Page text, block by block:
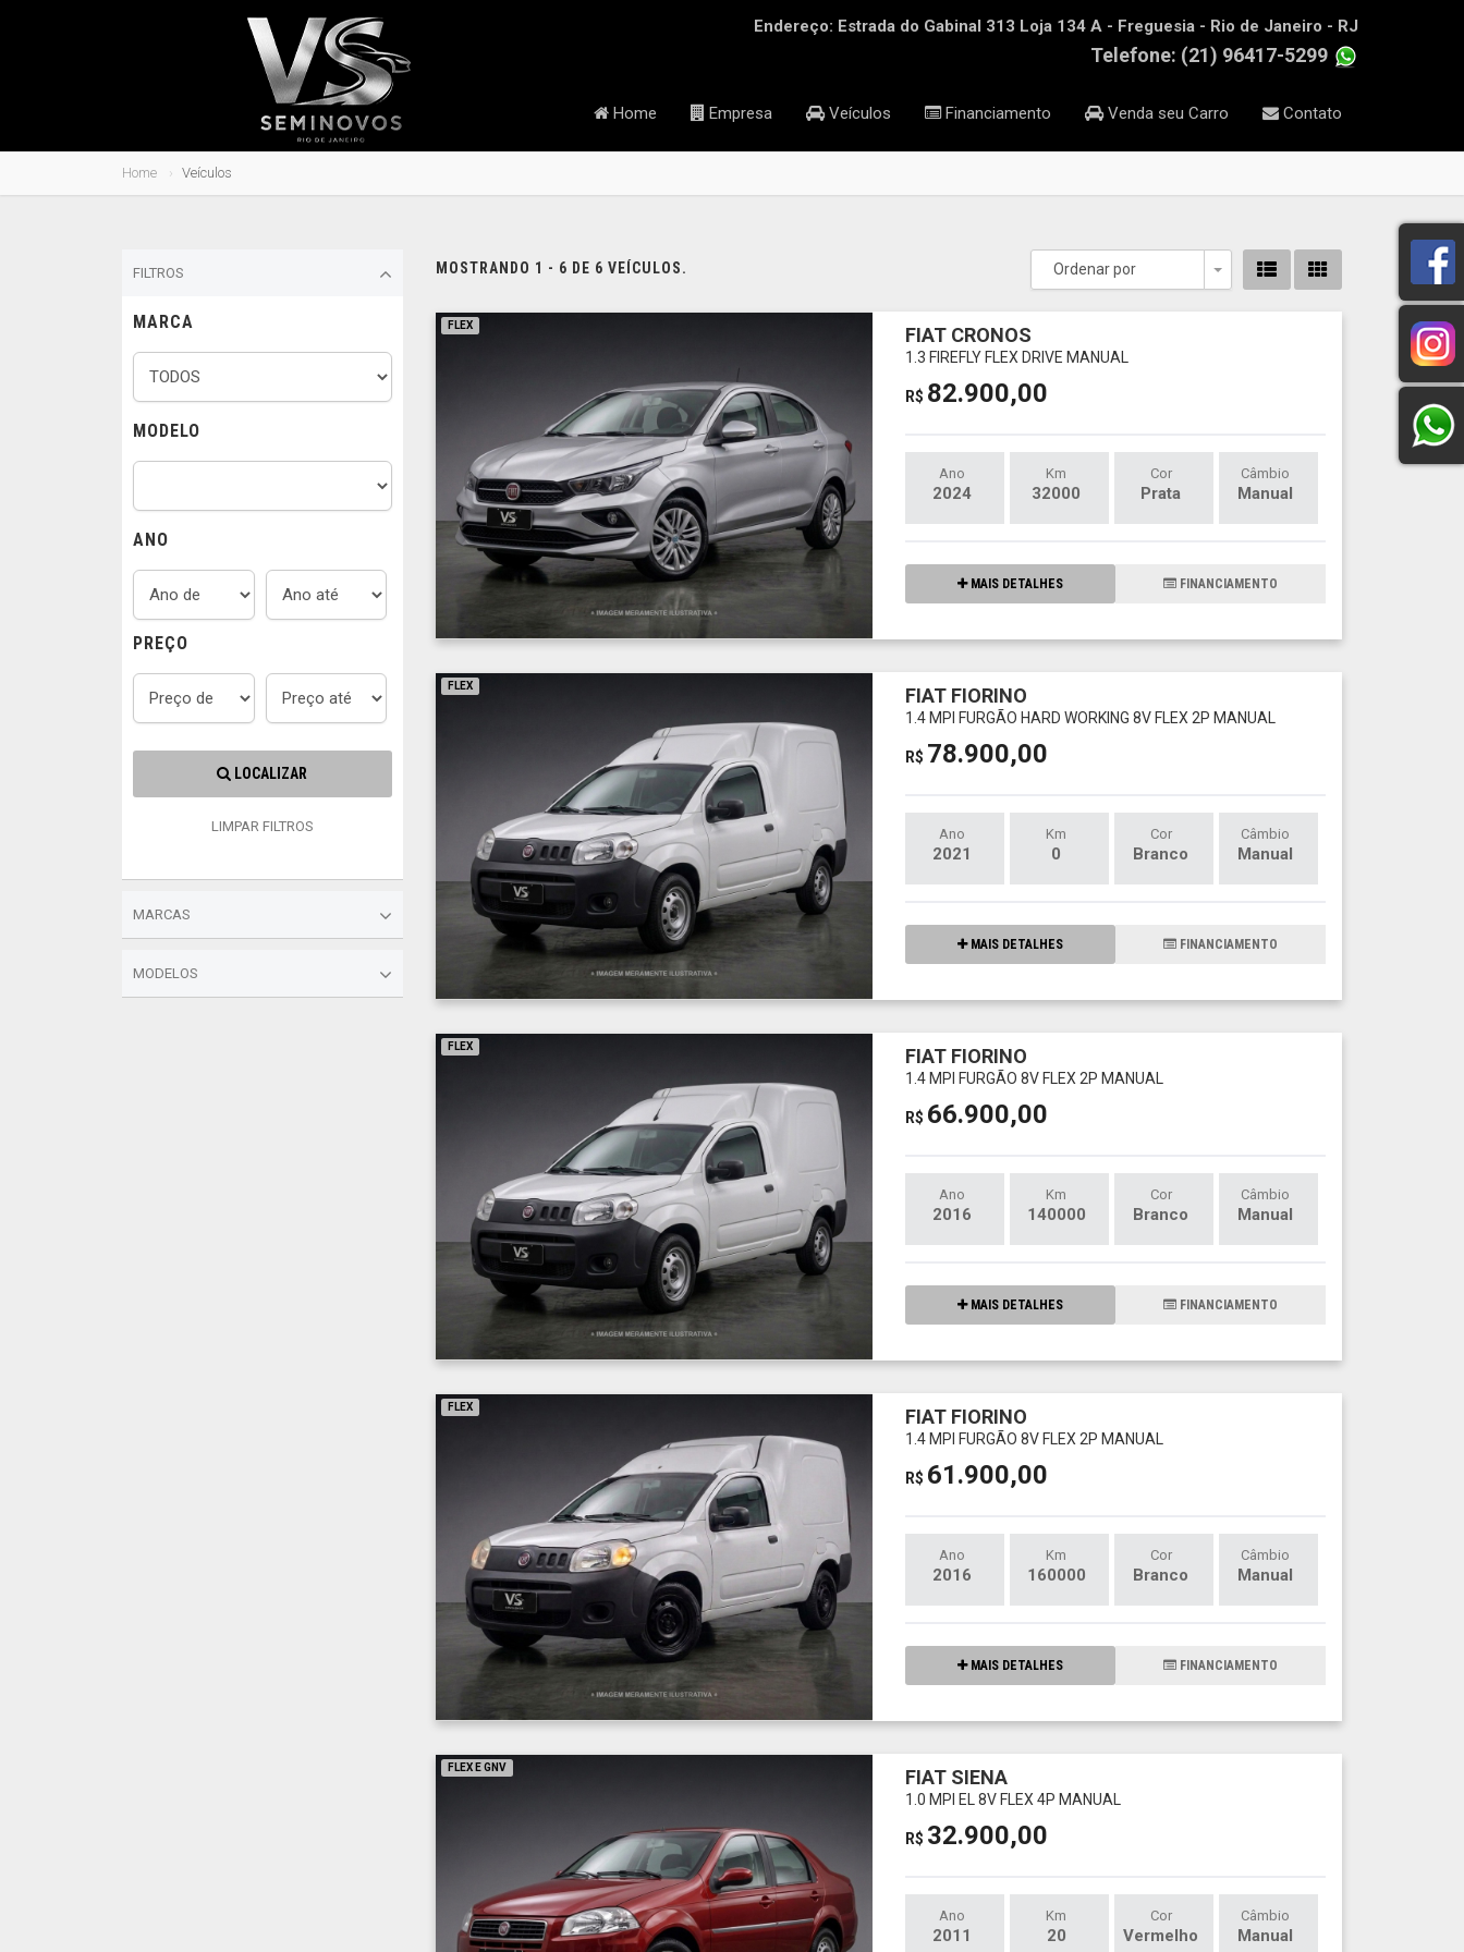
Endereço: Estrada do Gabinal 313 Loja 134 A - Freguesia - Rio de Janeiro - RJ
Telefone: (21) 96417-5299
Home Empresa Veículos Financiamento Venda seu Carro Contato
Home Veículos
FILTROS
MARCA
MODELO
ANO
PREÇO
LOCALIZAR
LIMPAR FILTROS
MARCAS
MODELOS
MOSTRANDO 1 - 6 DE 6 VEÍCULOS. Ordenar por
Toggle Dropdown
FLEX FIAT CRONOS
1.3 FIREFLY FLEX DRIVE MANUAL
R$ 82.900,00
Ano
2024
Km
32000
Cor
Prata
Câmbio
Manual
MAIS DETALHES FINANCIAMENTO
FLEX FIAT FIORINO
1.4 MPI FURGÃO HARD WORKING 8V FLEX 2P MANUAL
R$ 78.900,00
Ano
2021
Km
0
Cor
Branco
Câmbio
Manual
MAIS DETALHES FINANCIAMENTO
FLEX FIAT FIORINO
1.4 MPI FURGÃO 8V FLEX 2P MANUAL
R$ 66.900,00
Ano
2016
Km
140000
Cor
Branco
Câmbio
Manual
MAIS DETALHES FINANCIAMENTO
FLEX FIAT FIORINO
1.4 MPI FURGÃO 8V FLEX 2P MANUAL
R$ 61.900,00
Ano
2016
Km
160000
Cor
Branco
Câmbio
Manual
MAIS DETALHES FINANCIAMENTO
FLEX E GNV FIAT SIENA
1.0 MPI EL 8V FLEX 4P MANUAL
R$ 32.900,00
Ano
2011
Km
20
Cor
Vermelho
Câmbio
Manual